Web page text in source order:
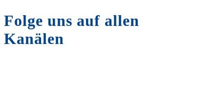
Folge uns auf allen
Kanälen